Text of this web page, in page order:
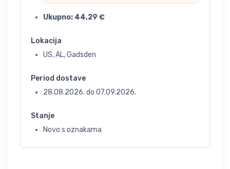
Ukupno: 44,29 €
Lokacija
US, AL, Gadsden
Period dostave
28.08.2026. do 07.09.2026.
Stanje
Novo s oznakama